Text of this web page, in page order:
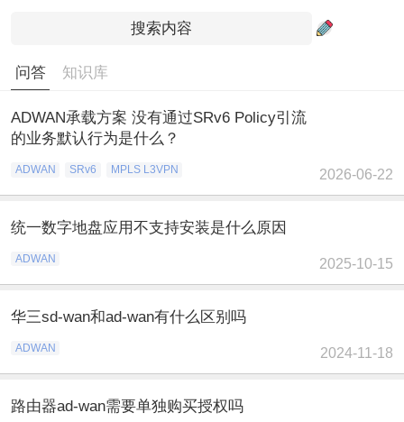
问答 知识库
ADWAN承载方案 没有通过SRv6 Policy引流
的业务默认行为是什么？
ADWAN SRv6 MPLS L3VPN 2026-06-22
统一数字地盘应用不支持安装是什么原因
ADWAN 2025-10-15
华三sd-wan和ad-wan有什么区别吗
ADWAN 2024-11-18
路由器ad-wan需要单独购买授权吗